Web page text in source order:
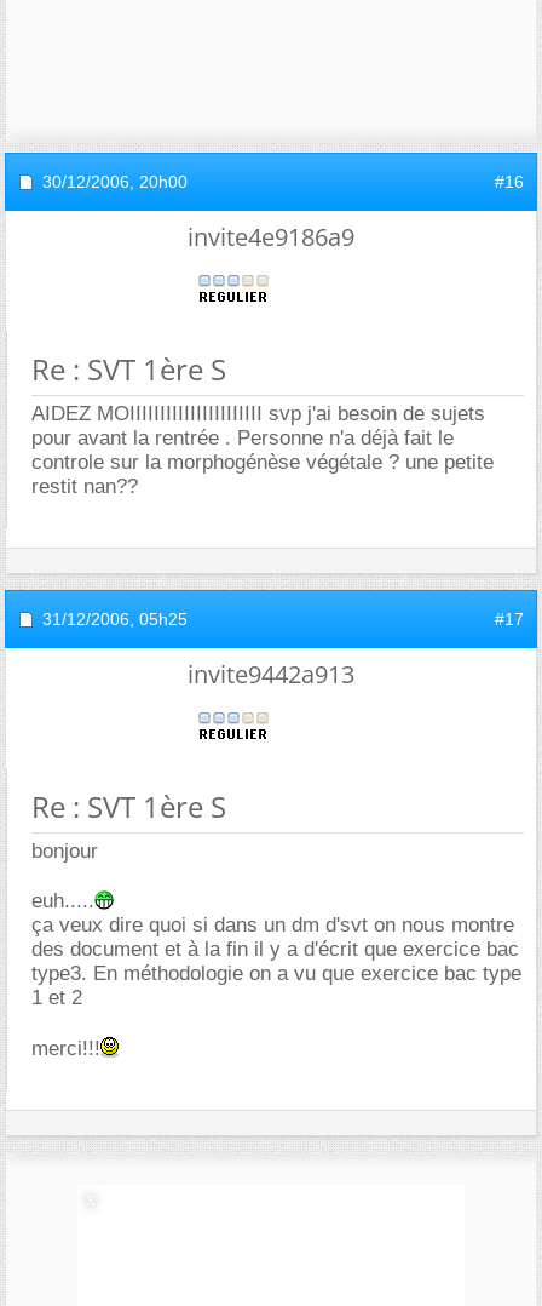
30/12/2006, 20h00 #16
invite4e9186a9
Re : SVT 1ère S
AIDEZ MOIIIIIIIIIIIIIIIIIIIIII svp j'ai besoin de sujets
pour avant la rentrée . Personne n'a déjà fait le
controle sur la morphogénèse végétale ? une petite
restit nan??
31/12/2006, 05h25 #17
invite9442a913
Re : SVT 1ère S
bonjour
euh.....
ça veux dire quoi si dans un dm d'svt on nous montre
des document et à la fin il y a d'écrit que exercice bac
type3. En méthodologie on a vu que exercice bac type
1 et 2
merci!!!